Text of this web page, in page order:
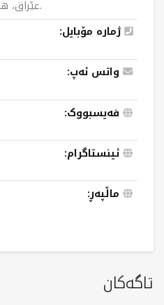
عێراق، هەولێر، ڕێگای گوندی ئینگلیزی.
ژمارە مۆبایل:
واتس ئەپ:
فەیسبووک:
ئینستاگرام:
ماڵپەڕ:
تاگەکان